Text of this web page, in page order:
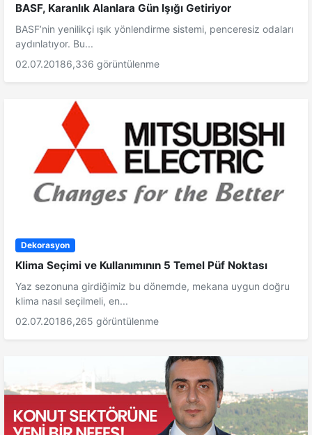
BASF, Karanlık Alanlara Gün Işığı Getiriyor
BASF’nin yenilikçi ışık yönlendirme sistemi, penceresiz odaları
aydınlatıyor. Bu...
02.07.20186,336 görüntülenme
Dekorasyon
Klima Seçimi ve Kullanımının 5 Temel Püf Noktası
Yaz sezonuna girdiğimiz bu dönemde, mekana uygun doğru
klima nasıl seçilmeli, en...
02.07.20186,265 görüntülenme